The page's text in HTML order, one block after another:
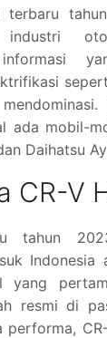
terbaru
industri
informasi
ada mobil-
Daihatsu
CR-V
tahun
Indonesia
yang
resmi di
performa,